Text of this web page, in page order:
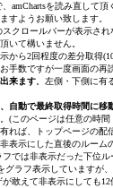
amChartsを読み直して
すようお願い致します。
スクロールバーが表示さ
いて構いません。
から2回程度の差分取得
数ですが一度画面の再
来ます。左側・下側に有
自動で最終取得時間に
(このページは任意の時
れば、トップページの
表示にした直後のルーム
では非表示だった下位
グラフ表示していますが
敢えて非表示にしても